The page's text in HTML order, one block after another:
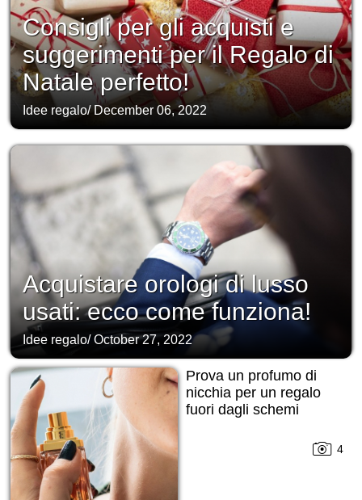
Consigli per gli acquisti e
suggerimenti per il Regalo di
Natale perfetto!
Idee regalo/December 06, 2022
Acquistare orologi di lusso
usati: ecco come funziona!
Idee regalo/October 27, 2022
Prova un profumo di
nicchia per un regalo
fuori dagli schemi
4